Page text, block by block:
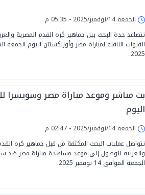
الجمعة 14/نوفمبر/2025 - 05:35 م
تتصاعد حدة البحث بين جماهير كرة القدم المصرية
2025.
بث مباشر وموعد مباراة مصر وسويسرا
اليوم
الجمعة 14/نوفمبر/2025 - 02:47 م
تتواصل عمليات البحث المكثفة من قبل جماهير كرة
والعربية للوصول إلى موعد مشاهدة مباراة مصر ضد
الجمعة الموافق 14 نوفمبر 2025.